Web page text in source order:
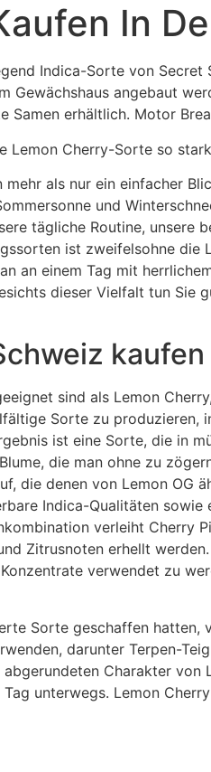
In
Indica-Sorte von
Gewächshaus angebaut
erhältlich. Motor
Cherry-Sorte so
als nur ein einfacher
und
tägliche Routine,
ist zweifelsohne
an einem Tag mit
dieser Vielfalt tun
kaufen
sind als Lemon
Sorte zu produzieren,
ist eine Sorte, die in
die man ohne zu
die denen von Lemon OG
Indica-Qualitäten
verleiht Cherry
Zitrusnoten erhellt
verwendet zu
Sorte geschaffen
darunter Terpen-
Charakter
unterwegs. Lemon